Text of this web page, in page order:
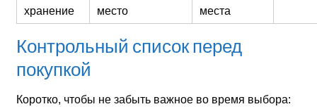
хранение
место
места
Контрольный список перед
покупкой
Коротко, чтобы не забыть важное во время выбора: